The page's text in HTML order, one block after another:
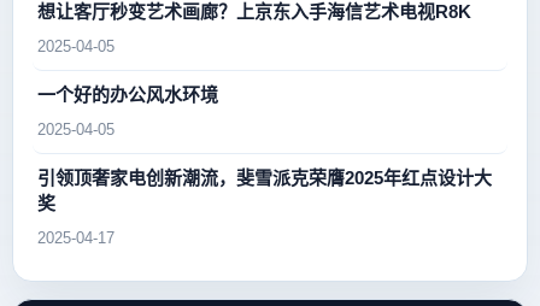
想让客厅秒变艺术画廊？上京东入手海信艺术电视R8K
2025-04-05
一个好的办公风水环境
2025-04-05
引领顶奢家电创新潮流，斐雪派克荣膺2025年红点设计大
奖
2025-04-17